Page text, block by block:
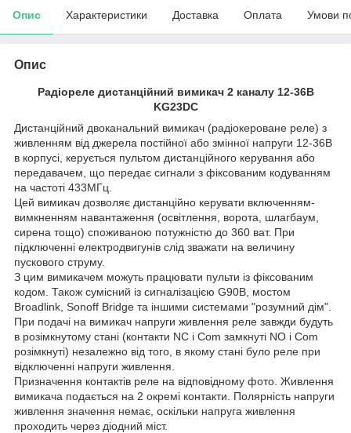
Опис Характеристики Доставка Оплата Умови
Опис
Радіореле дистанційний вимикач 2 каналу 12-36В
KG23DC
Дистанційний двоканальний вимикач (радіокероване реле) з
живленням від джерела постійної або змінної напруги 12-36В
в корпусі, керується пультом дистанційного керування або
передавачем, що передає сигнали з фіксованим кодуванням
на частоті 433МГц.
Цей вимикач дозволяє дистанційно керувати включенням-
вимкненням навантаження (освітлення, ворота, шлагбаум,
сирена тощо) споживаною потужністю до 360 ват. При
підключенні електродвигунів слід зважати на величину
пускового струму.
З цим вимикачем можуть працювати пульти із фіксованим
кодом. Також сумісний із сигналізацією G90B, мостом
Broadlink, Sonoff Bridge та іншими системами "розумний дім".
При подачі на вимикач напруги живлення реле завжди будуть
в розімкнутому стані (контакти NC і Com замкнуті NO і Com
розімкнуті) незалежно від того, в якому стані було реле при
відключенні напруги живлення.
Призначення контактів реле на відповідному фото. Живлення
вимикача подається на 2 окремі контакти. Полярність напруги
живлення значення немає, оскільки напруга живлення
проходить через діодний міст.